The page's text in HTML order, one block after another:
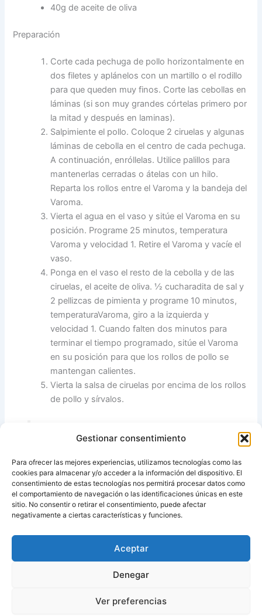
Gestionar consentimiento
Para ofrecer las mejores experiencias, utilizamos tecnologías como las
cookies para almacenar y/o acceder a la información del dispositivo. El
consentimiento de estas tecnologías nos permitirá procesar datos como
el comportamiento de navegación o las identificaciones únicas en este
sitio. No consentir o retirar el consentimiento, puede afectar
negativamente a ciertas características y funciones.
Aceptar
Denegar
Ver preferencias
40g de aceite de oliva
Preparación
Corte cada pechuga de pollo horizontalmente en
dos filetes y aplánelos con un martillo o el rodillo
para que queden muy finos. Corte las cebollas en
láminas (si son muy grandes córtelas primero por
la mitad y después en laminas).
Salpimiente el pollo. Coloque 2 ciruelas y algunas
láminas de cebolla en el centro de cada pechuga.
A continuación, enróllelas. Utilice palillos para
mantenerlas cerradas o átelas con un hilo.
Reparta los rollos entre el Varoma y la bandeja del
Varoma.
Vierta el agua en el vaso y sitúe el Varoma en su
posición. Programe 25 minutos, temperatura
Varoma y velocidad 1. Retire el Varoma y vacíe el
vaso.
Ponga en el vaso el resto de la cebolla y de las
ciruelas, el aceite de oliva. ½ cucharadita de sal y
2 pellizcas de pimienta y programe 10 minutos,
temperaturaVaroma, giro a la izquierda y
velocidad 1. Cuando falten dos minutos para
terminar el tiempo programado, sitúe el Varoma
en su posición para que los rollos de pollo se
mantengan calientes.
Vierta la salsa de ciruelas por encima de los rollos
de pollo y sírvalos.
: Libro lo mejor de nuestros
Fuente:Recetas para tu Thermomix
ANTERIOR SIGUIENTE